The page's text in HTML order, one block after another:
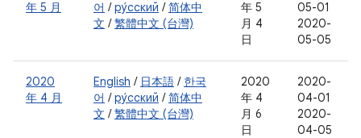
年 5 月
어 /ру́сский /简体中
文 /繁體中文 (台灣)
年 5
月 4
日
05-01
2020-
05-05
2020
年 4 月
English / 日本語 / 한국
어 /ру́сский /简体中
文 /繁體中文 (台灣)
2020
年 4
月 6
日
2020-
04-01
2020-
04-05